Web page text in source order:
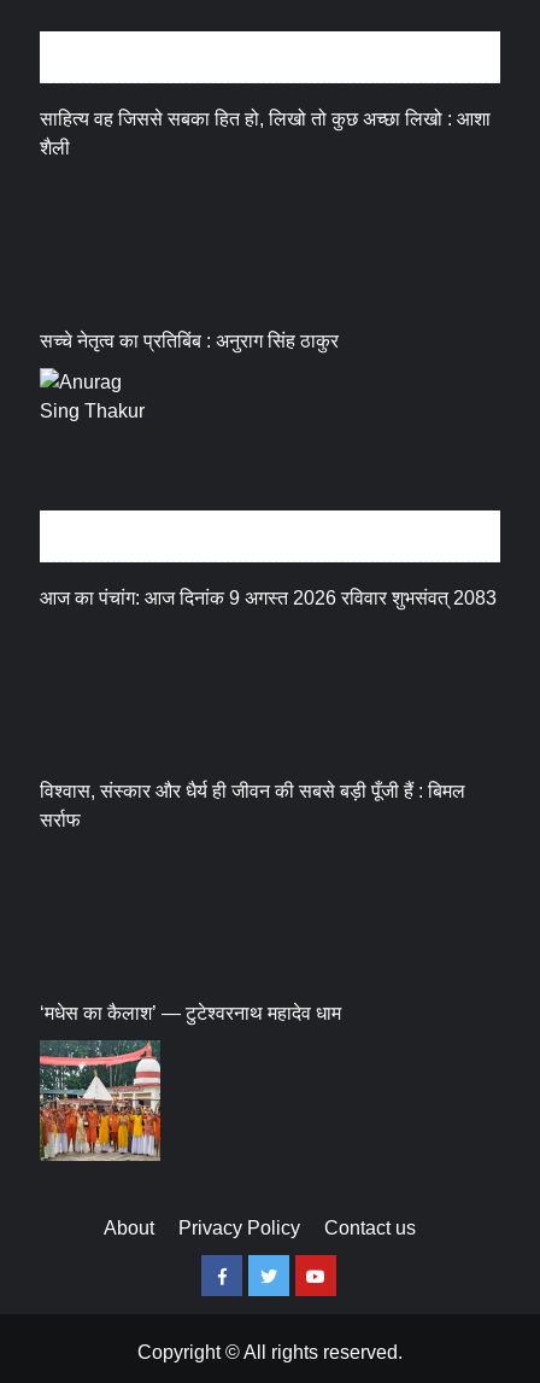
साहित्य वह जिससे सबका हित हो, लिखो तो कुछ अच्छा लिखो : आशा
शैली
सच्चे नेतृत्व का प्रतिबिंब : अनुराग सिंह ठाकुर
आज का पंचांग: आज दिनांक 9 अगस्त 2026 रविवार शुभसंवत् 2083
विश्वास, संस्कार और धैर्य ही जीवन की सबसे बड़ी पूँजी हैं : बिमल
सर्राफ
‘मधेस का कैलाश’ — टुटेश्वरनाथ महादेव धाम
About Privacy Policy Contact us
FacebookTwitterYoutube
Copyright © All rights reserved.